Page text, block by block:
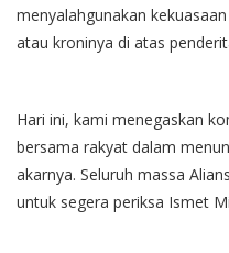
menyalahgunakan
atau kroninya di atas
Hari ini, kami menegaskan
bersama rakyat dalam
akarnya. Seluruh massa
untuk segera periksa Ismet